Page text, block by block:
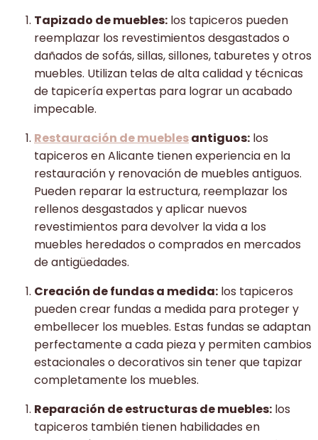
Tapizado de muebles: los tapiceros pueden
reemplazar los revestimientos desgastados o
dañados de sofás, sillas, sillones, taburetes y otros
muebles. Utilizan telas de alta calidad y técnicas
de tapicería expertas para lograr un acabado
impecable.
Restauración de mueblesantiguos: los
tapiceros en Alicante tienen experiencia en la
restauración y renovación de muebles antiguos.
Pueden reparar la estructura, reemplazar los
rellenos desgastados y aplicar nuevos
revestimientos para devolver la vida a los
muebles heredados o comprados en mercados
de antigüedades.
Creación de fundas a medida: los tapiceros
pueden crear fundas a medida para proteger y
embellecer los muebles. Estas fundas se adaptan
perfectamente a cada pieza y permiten cambios
estacionales o decorativos sin tener que tapizar
completamente los muebles.
Reparación de estructuras de muebles: los
tapiceros también tienen habilidades en